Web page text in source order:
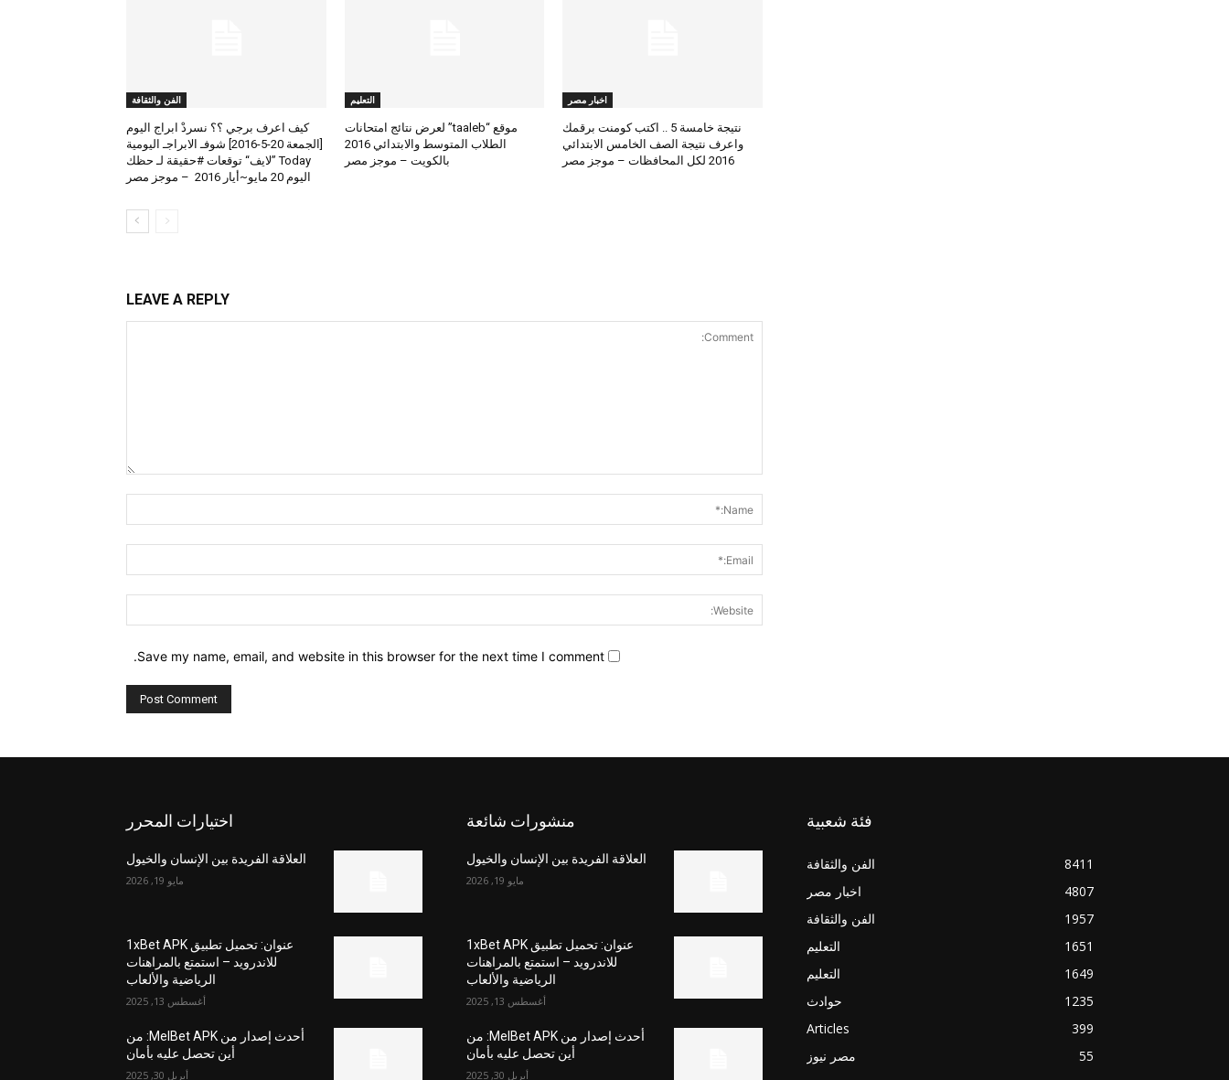
اخبار مصر
نتيجة خامسة 5 .. اكتب كومنت برقمك
واعرف نتيجة الصف الخامس الابتدائي
2016 لكل المحافظات – موجز مصر
التعليم
موقع “taaleb” لعرض نتائج امتحانات
الطلاب المتوسط والابتدائي 2016
بالكويت – موجز مصر
الفن والثقافة
كيف اعرف برجي ؟؟ نسردْ ابراج اليوم
[الجمعة 20-5-2016] شوفـ الابراجـ اليومية
Today ”لايف“ توقعات #حقيقة لـ حظك
اليوم 20 مايو~أيار 2016 – موجز مصر
LEAVE A REPLY
Save my name, email, and website in this browser for the next time I comment.
اختيارات المحرر
العلاقة الفريدة بين الإنسان والخيول
مايو 19, 2026
عنوان: تحميل تطبيق 1xBet APK
للاندرويد – استمتع بالمراهنات
الرياضية والألعاب
أغسطس 13, 2025
أحدث إصدار من MelBet APK: من
أين تحصل عليه بأمان
أبريل 30, 2025
منشورات شائعة
العلاقة الفريدة بين الإنسان والخيول
مايو 19, 2026
عنوان: تحميل تطبيق 1xBet APK
للاندرويد – استمتع بالمراهنات
الرياضية والألعاب
أغسطس 13, 2025
أحدث إصدار من MelBet APK: من
أين تحصل عليه بأمان
أبريل 30, 2025
فئة شعبية
الفن والثقافة
8411
اخبار مصر
4807
الفن والثقافة
1957
التعليم
1651
التعليم
1649
حوادث
1235
Articles
399
مصر نيوز
55